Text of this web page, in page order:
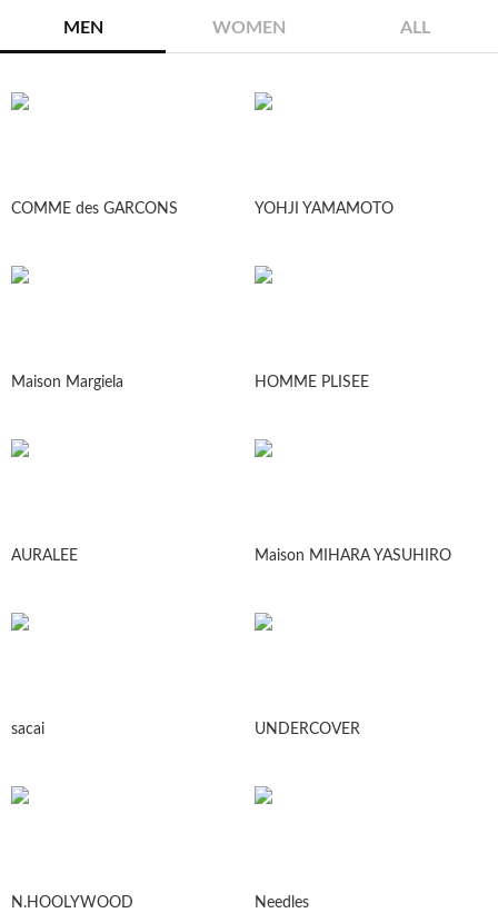
MEN WOMEN ALL
COMME des GARCONS YOHJI YAMAMOTO
Maison Margiela HOMME PLISEE
AURALEE Maison MIHARA YASUHIRO
sacai UNDERCOVER
N.HOOLYWOOD Needles